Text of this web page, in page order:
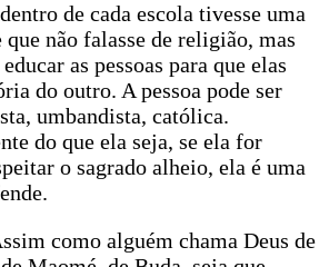
de cada escola tivesse uma
que não falasse de religião, mas
as pessoas para que elas
do outro. A pessoa pode ser
umbandista, católica.
do que ela seja, se ela for
o sagrado alheio, ela é uma
como alguém chama Deus de